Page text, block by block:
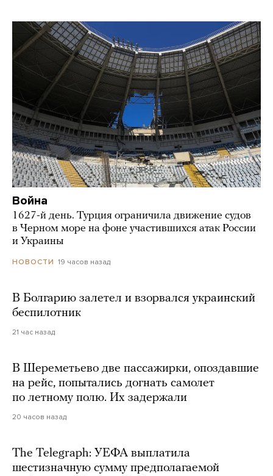
Война
1627-й день. Турция ограничила движение судов
в Черном море на фоне участившихся атак России
и Украины
НОВОСТИ 19 часов назад
В Болгарию залетел и взорвался украинский
беспилотник
21 час назад
В Шереметьево две пассажирки, опоздавшие
на рейс, попытались догнать самолет
по летному полю. Их задержали
20 часов назад
The Telegraph: УЕФА выплатила
шестизначную сумму предполагаемой